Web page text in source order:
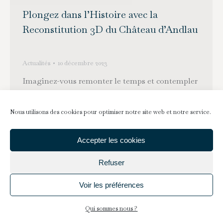
Nous utilisons des cookies pour optimiser notre site web et notre service.
Accepter les cookies
Refuser
Voir les préférences
Qui sommes nous ?
Plongez dans l’Histoire avec la
Reconstitution 3D du Château d’Andlau
Actualités 10 décembre 2023
Imaginez-vous remonter le temps et contempler
et XVIe siècles. Cette expérience incroyable
« Burginzepocket », conçue pour vous faire
voyager à travers les époques. Une fois sur place,
l’outil des Zumelles Temporelles, accessible